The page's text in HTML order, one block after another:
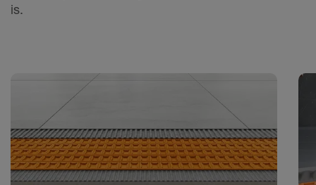
is.